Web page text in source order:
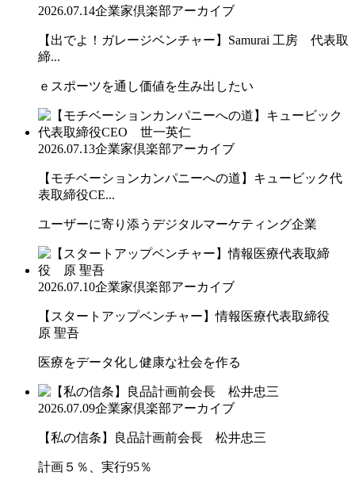
2026.07.14企業家倶楽部アーカイブ
【出でよ！ガレージベンチャー】Samurai 工房 代表取
締...
ｅスポーツを通し価値を生み出したい
2026.07.13企業家倶楽部アーカイブ
【モチベーションカンパニーへの道】キュービック代
表取締役CE...
ユーザーに寄り添うデジタルマーケティング企業
2026.07.10企業家倶楽部アーカイブ
【スタートアップベンチャー】情報医療代表取締役
原 聖吾
医療をデータ化し健康な社会を作る
2026.07.09企業家倶楽部アーカイブ
【私の信条】良品計画前会長 松井忠三
計画５％、実行95％